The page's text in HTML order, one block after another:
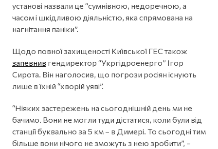
установі назвали це “сумнівною, недоречною, а
часом і шкідливою діяльністю, яка спрямована на
нагнітання паніки”.
Щодо повної захищеності Київської ГЕС також
запевнив гендиректор “Укргідроенерго” Ігор
Сирота. Він наголосив, що погрози росіян існують
лише в їхній “хворій уяві”.
“Ніяких застережень на сьогоднішній день ми не
бачимо. Вони не могли туди дістатися, коли були від
станції буквально за 5 км – в Димері. То сьогодні тим
більше вони нічого не зможуть з нею зробити”, –